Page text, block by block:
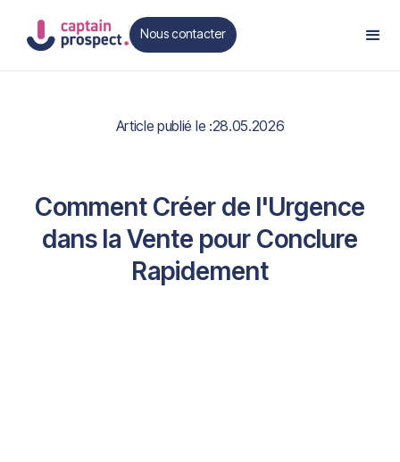
Nous contacter
Contact
Article publié le :28.05.2026
Comment Créer de l'Urgence
dans la Vente pour Conclure
Rapidement